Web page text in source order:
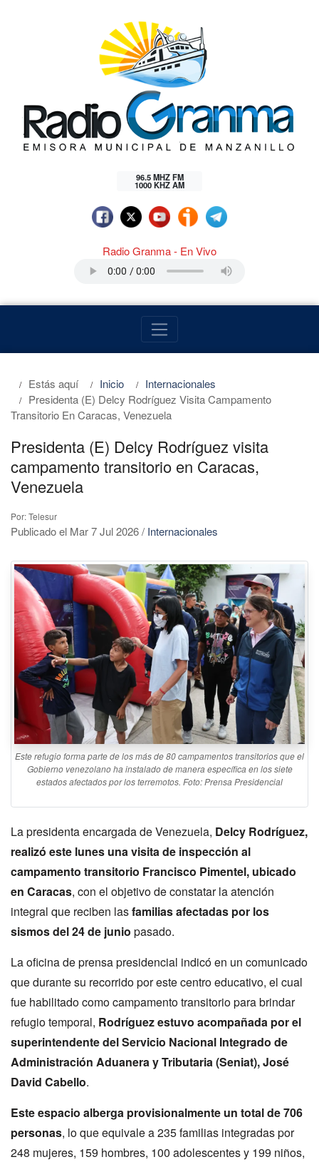
96.5 MHZ FM
1000 KHZ AM
Radio Granma - En Vivo
Estás aquí Inicio
Internacionales
Presidenta (E) Delcy Rodríguez Visita Campamento
Transitorio En Caracas, Venezuela
Presidenta (E) Delcy Rodríguez visita
campamento transitorio en Caracas,
Venezuela
Por: Telesur
Publicado el Mar 7 Jul 2026/ Internacionales
Este refugio forma parte de los más de 80 campamentos transitorios que el
Gobierno venezolano ha instalado de manera específica en los siete
estados afectados por los terremotos. Foto: Prensa Presidencial
La presidenta encargada de Venezuela, Delcy Rodríguez,
realizó este lunes una visita de inspección al
campamento transitorio Francisco Pimentel, ubicado
en Caracas, con el objetivo de constatar la atención
integral que reciben lasfamilias afectadas por los
sismos del 24 de junio pasado.
La oficina de prensa presidencial indicó en un comunicado
que durante su recorrido por este centro educativo, el cual
fue habilitado como campamento transitorio para brindar
refugio temporal, Rodríguez estuvo acompañada por el
superintendente del Servicio Nacional Integrado de
Administración Aduanera y Tributaria (Seniat), José
David Cabello.
Este espacio alberga provisionalmente un total de 706
personas, lo que equivale a 235 familias integradas por
248 mujeres, 159 hombres, 100 adolescentes y 199 niños,